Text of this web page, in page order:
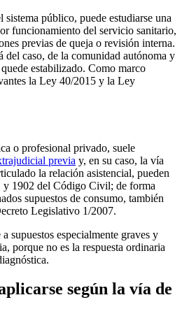
sistema público, puede estudiarse una
funcionamiento del servicio sanitario,
previas de queja o revisión interna.
del caso, de la comunidad autónoma y
estabilizado. Como marco
la Ley 40/2015 y la Ley
o profesional privado, suele
previa y, en su caso, la vía
la relación asistencial, pueden
y 1902 del Código Civil; de forma
supuestos de consumo, también
Legislativo 1/2007.
supuestos especialmente graves y
porque no es la respuesta ordinaria
según la vía de